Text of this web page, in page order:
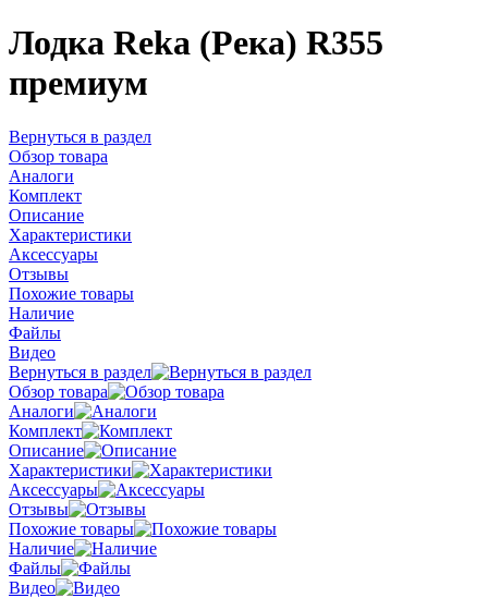
Лодка Reka (Река) R355
премиум
Вернуться в раздел
Обзор товара
Аналоги
Комплект
Описание
Характеристики
Аксессуары
Отзывы
Похожие товары
Наличие
Файлы
Видео
Вернуться в раздел
Обзор товара
Аналоги
Комплект
Описание
Характеристики
Аксессуары
Отзывы
Похожие товары
Наличие
Файлы
Видео